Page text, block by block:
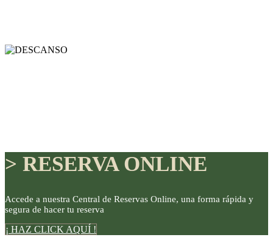
DISFRUTE
> RESERVA ONLINE
Accede a nuestra Central de Reservas Online, una forma rápida y
segura de hacer tu reserva
¡ HAZ CLICK AQUÍ !